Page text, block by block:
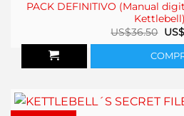
PACK DEFINITIVO (Manual
Kettlebell)
US$36.50 El
era:
US$